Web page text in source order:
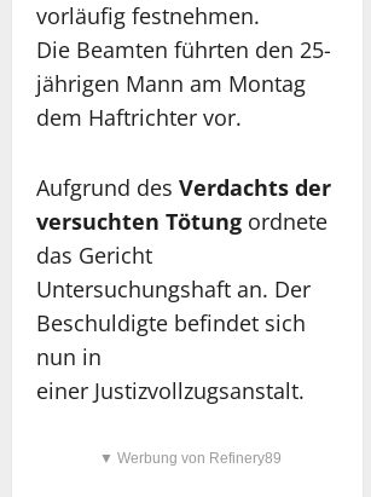
vorläufig festnehmen.
Die Beamten führten den 25-
jährigen Mann am Montag
dem Haftrichter vor.
Aufgrund des Verdachts der
versuchten Tötung ordnete
das Gericht
Untersuchungshaft an. Der
Beschuldigte befindet sich
nun in
einer Justizvollzugsanstalt.
▼ Werbung von Refinery89